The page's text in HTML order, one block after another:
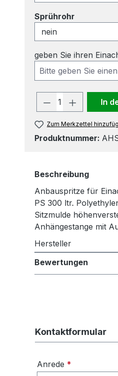
Sprührohr
geben Sie ihren
Produkt In
Zum Merkzettel
Produktnummer:
Beschreibung
Anbauspritze für
PS 300 ltr.
Sitzmulde
Anhängestange mit
Hersteller
Bewertungen
Kontaktformular
Anrede *